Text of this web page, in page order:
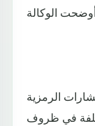
الرمزية
في ظروف